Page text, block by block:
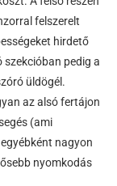
felszerelt
hirdető
szekcióban pedig a
üldögél.
az alsó fertájon
(ami
nagyon
nyomkodás